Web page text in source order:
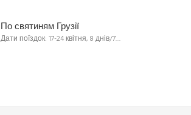
По святиням Грузії
Дати поїздок: 17-24 квітня, 8 днів/7…